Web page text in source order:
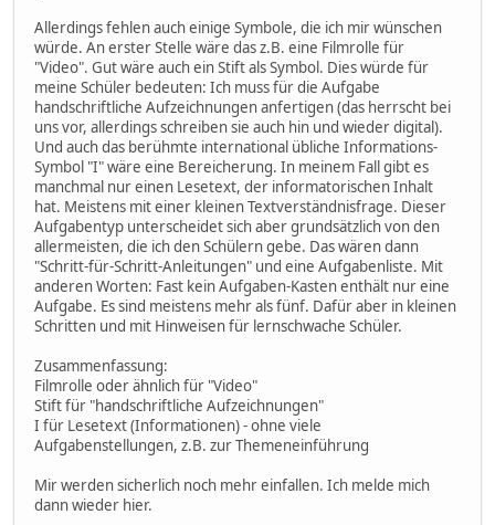
Allerdings fehlen auch einige Symbole, die ich mir wünschen
würde. An erster Stelle wäre das z.B. eine Filmrolle für
"Video". Gut wäre auch ein Stift als Symbol. Dies würde für
meine Schüler bedeuten: Ich muss für die Aufgabe
handschriftliche Aufzeichnungen anfertigen (das herrscht bei
uns vor, allerdings schreiben sie auch hin und wieder digital).
Und auch das berühmte international übliche Informations-
Symbol "I" wäre eine Bereicherung. In meinem Fall gibt es
manchmal nur einen Lesetext, der informatorischen Inhalt
hat. Meistens mit einer kleinen Textverständnisfrage. Dieser
Aufgabentyp unterscheidet sich aber grundsätzlich von den
allermeisten, die ich den Schülern gebe. Das wären dann
"Schritt-für-Schritt-Anleitungen" und eine Aufgabenliste. Mit
anderen Worten: Fast kein Aufgaben-Kasten enthält nur eine
Aufgabe. Es sind meistens mehr als fünf. Dafür aber in kleinen
Schritten und mit Hinweisen für lernschwache Schüler.
Zusammenfassung:
Filmrolle oder ähnlich für "Video"
Stift für "handschriftliche Aufzeichnungen"
I für Lesetext (Informationen) - ohne viele
Aufgabenstellungen, z.B. zur Themeneinführung
Mir werden sicherlich noch mehr einfallen. Ich melde mich
dann wieder hier.